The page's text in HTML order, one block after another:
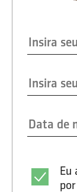
Eu